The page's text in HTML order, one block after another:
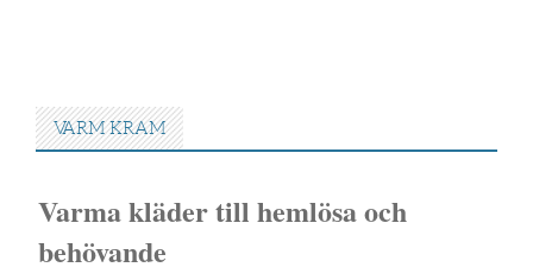
VARM KRAM
Varma kläder till hemlösa och
behövande